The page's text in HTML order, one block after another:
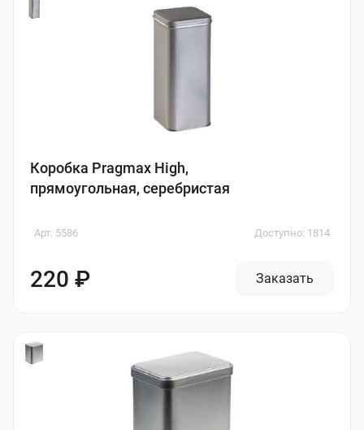
Коробка Pragmax High,
прямоугольная, серебристая
Арт. 5586 Доступно: 1814
220 ₽ Заказать